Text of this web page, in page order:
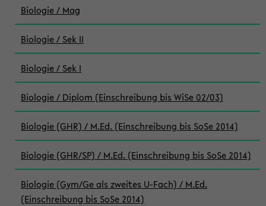
Biologie / Mag
Biologie / Sek II
Biologie / Sek I
Biologie / Diplom (Einschreibung bis WiSe 02/03)
Biologie (GHR) / M.Ed. (Einschreibung bis SoSe 2014)
Biologie (GHR/SP) / M.Ed. (Einschreibung bis SoSe 2014)
Biologie (Gym/Ge als zweites U-Fach) / M.Ed.
(Einschreibung bis SoSe 2014)